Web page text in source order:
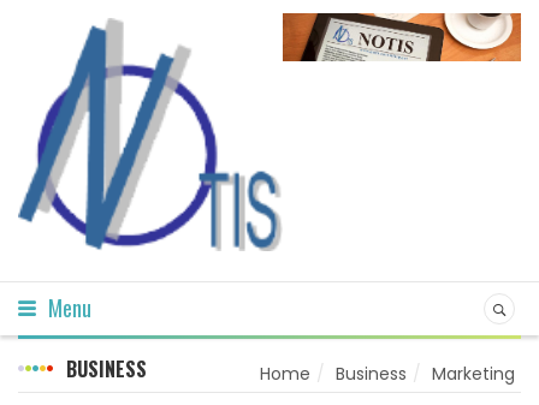
Menu
BUSINESS Home Business Marketing